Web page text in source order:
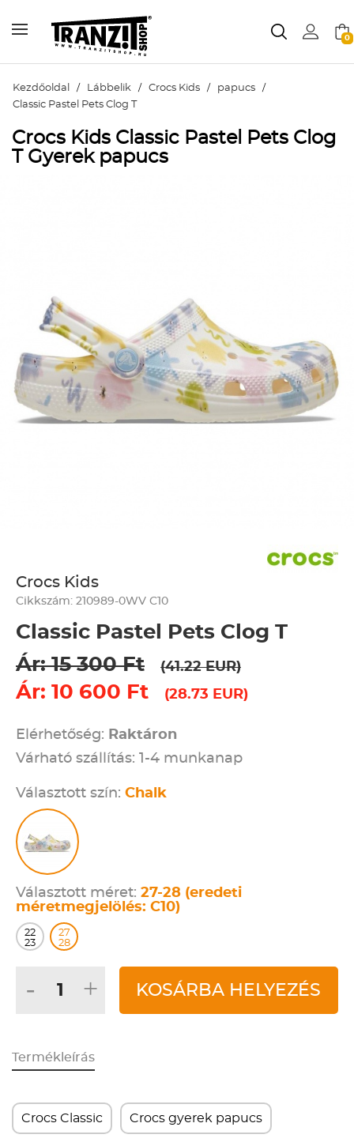
0
Kezdőoldal / Lábbelik / Crocs Kids / papucs /
Classic Pastel Pets Clog T
Crocs Kids Classic Pastel Pets Clog
T Gyerek papucs
Crocs Kids
Cikkszám: 210989-0WV C10
Classic Pastel Pets Clog T
Ár: 15 300 Ft
(41.22 EUR)
Ár: 10 600 Ft (28.73 EUR)
Elérhetőség: Raktáron
Várható szállítás: 1-4 munkanap
Választott szín: Chalk
Választott méret: 27-28 (eredeti
méretmegjelölés: C10)
22
23
27
28
- + KOSÁRBA HELYEZÉS
Termékleírás
Crocs Classic Crocs gyerek papucs